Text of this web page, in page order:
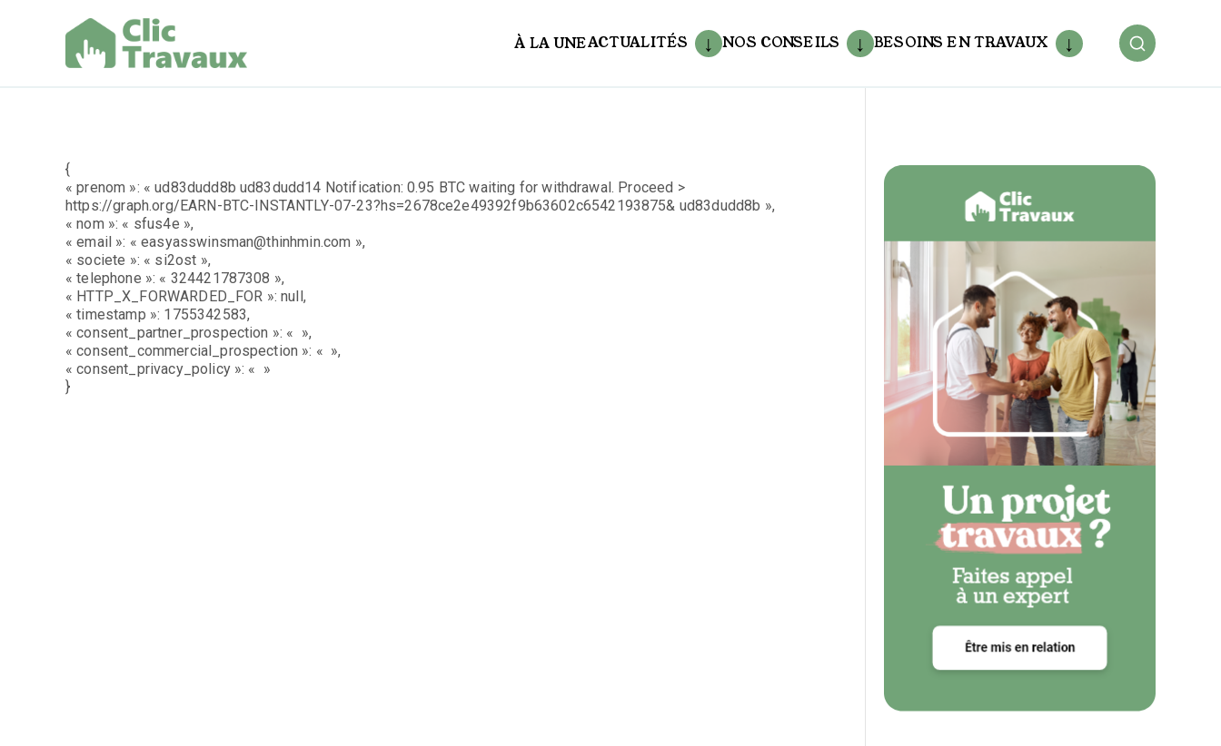
À LA UNEACTUALITÉS NOS CONSEILS BESOINS EN TRAVAUX
{
« prenom »: « ud83dudd8b ud83dudd14 Notification: 0.95 BTC waiting for withdrawal. Proceed >
https://graph.org/EARN-BTC-INSTANTLY-07-23?hs=2678ce2e49392f9b63602c6542193875& ud83dudd8b »,
« nom »: « sfus4e »,
« email »: « easyasswinsman@thinhmin.com »,
« societe »: « si2ost »,
« telephone »: « 324421787308 »,
« HTTP_X_FORWARDED_FOR »: null,
« timestamp »: 1755342583,
« consent_partner_prospection »: « »,
« consent_commercial_prospection »: « »,
« consent_privacy_policy »: « »
}